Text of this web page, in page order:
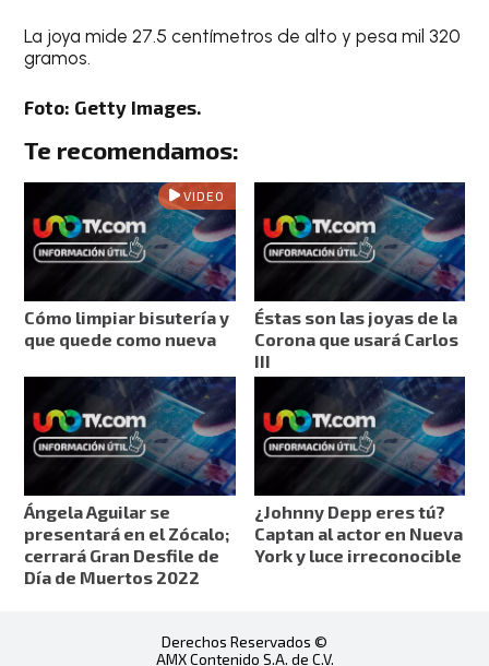
La joya mide 27.5 centímetros de alto y pesa mil 320
gramos.
Foto: Getty Images.
Te recomendamos:
VIDEO
Cómo limpiar bisutería y
que quede como nueva
Éstas son las joyas de la
Corona que usará Carlos
III
Ángela Aguilar se
presentará en el Zócalo;
cerrará Gran Desfile de
Día de Muertos 2022
¿Johnny Depp eres tú?
Captan al actor en Nueva
York y luce irreconocible
Derechos Reservados ©
AMX Contenido S.A. de C.V.